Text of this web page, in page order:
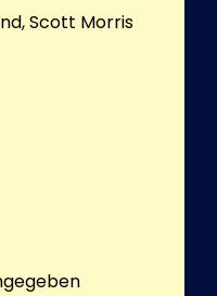
Scott Morris